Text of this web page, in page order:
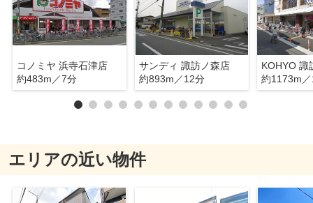
コノミヤ 浜寺石津店
約483m／7分
サンディ 諏訪ノ森店
約893m／12分
KOHYO 諏
約1173m
エリアの近い物件